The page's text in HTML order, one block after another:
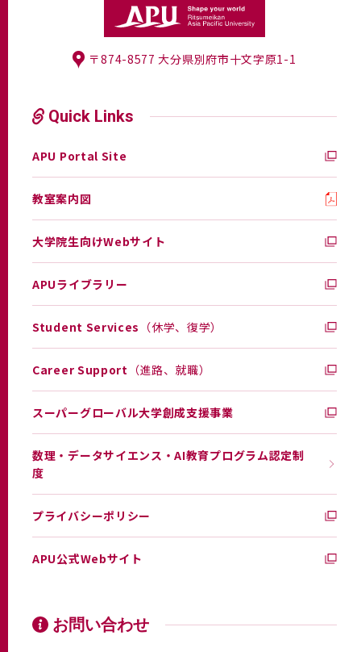
〒874-8577 大分県別府市十文字原1-1
Quick Links
APU Portal Site
教室案内図
大学院生向けWebサイト
APUライブラリー
Student Services （休学、復学）
Career Support （進路、就職）
スーパーグローバル大学創成支援事業
数理・データサイエンス・AI教育プログラム認定制
度
プライバシーポリシー
APU公式Webサイト
お問い合わせ